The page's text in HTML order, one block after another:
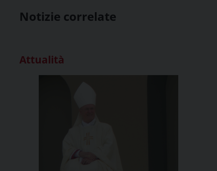
Notizie correlate
Attualità